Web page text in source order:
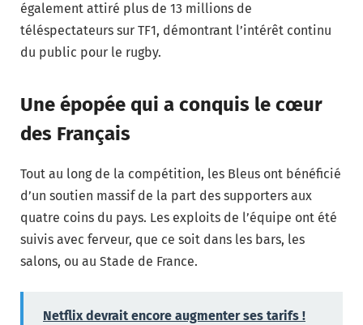
également attiré plus de 13 millions de
téléspectateurs sur TF1, démontrant l’intérêt continu
du public pour le rugby.
Une épopée qui a conquis le cœur
des Français
Tout au long de la compétition, les Bleus ont bénéficié
d’un soutien massif de la part des supporters aux
quatre coins du pays. Les exploits de l’équipe ont été
suivis avec ferveur, que ce soit dans les bars, les
salons, ou au Stade de France.
Netflix devrait encore augmenter ses tarifs !